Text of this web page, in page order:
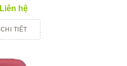
Liên hệ
CHI TIẾT